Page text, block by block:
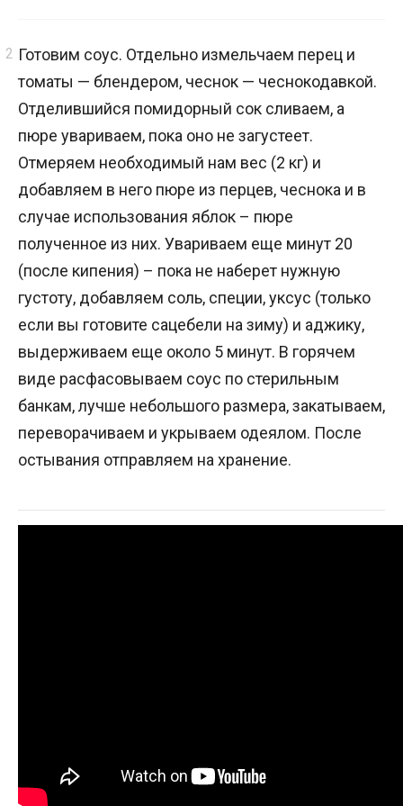
Готовим соус. Отдельно измельчаем перец и
томаты — блендером, чеснок — чеснокодавкой.
Отделившийся помидорный сок сливаем, а
пюре увариваем, пока оно не загустеет.
Отмеряем необходимый нам вес (2 кг) и
добавляем в него пюре из перцев, чеснока и в
случае использования яблок – пюре
полученное из них. Увариваем еще минут 20
(после кипения) – пока не наберет нужную
густоту, добавляем соль, специи, уксус (только
если вы готовите сацебели на зиму) и аджику,
выдерживаем еще около 5 минут. В горячем
виде расфасовываем соус по стерильным
банкам, лучше небольшого размера, закатываем,
переворачиваем и укрываем одеялом. После
остывания отправляем на хранение.